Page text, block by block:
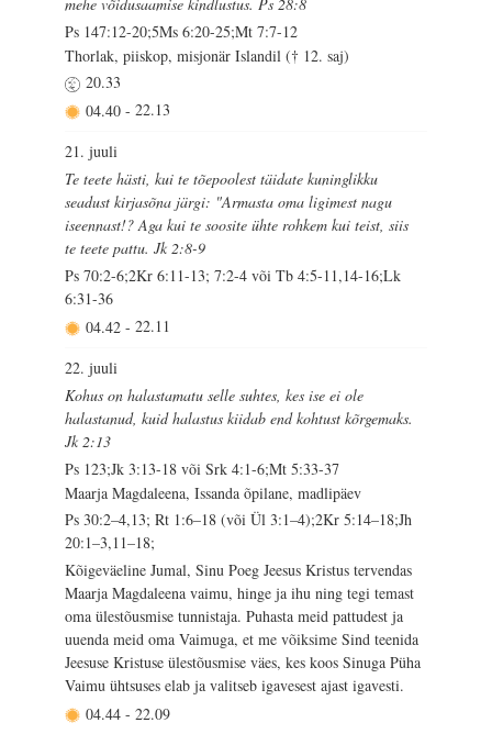
Ps 147:12-20;5Ms 6:20-25;Mt 7:7-12
Thorlak, piiskop, misjonär Islandil († 12. saj)
20.33
04.40 - 22.13
21. juuli
Te teete hästi, kui te tõepoolest täidate kuninglikku
seadust kirjasõna järgi: "Armasta oma ligimest nagu
iseennast!? Aga kui te soosite ühte rohkem kui teist, siis
te teete pattu. Jk 2:8-9
Ps 70:2-6;2Kr 6:11-13; 7:2-4 või Tb 4:5-11,14-16;Lk
6:31-36
04.42 - 22.11
22. juuli
Kohus on halastamatu selle suhtes, kes ise ei ole
halastanud, kuid halastus kiidab end kohtust kõrgemaks.
Jk 2:13
Ps 123;Jk 3:13-18 või Srk 4:1-6;Mt 5:33-37
Maarja Magdaleena, Issanda õpilane, madlipäev
Ps 30:2–4,13; Rt 1:6–18 (või Ül 3:1–4);2Kr 5:14–18;Jh
20:1–3,11–18;
Kõigeväeline Jumal, Sinu Poeg Jeesus Kristus tervendas
Maarja Magdaleena vaimu, hinge ja ihu ning tegi temast
oma ülestõusmise tunnistaja. Puhasta meid pattudest ja
uuenda meid oma Vaimuga, et me võiksime Sind teenida
Jeesuse Kristuse ülestõusmise väes, kes koos Sinuga Püha
Vaimu ühtsuses elab ja valitseb igavesest ajast igavesti.
04.44 - 22.09